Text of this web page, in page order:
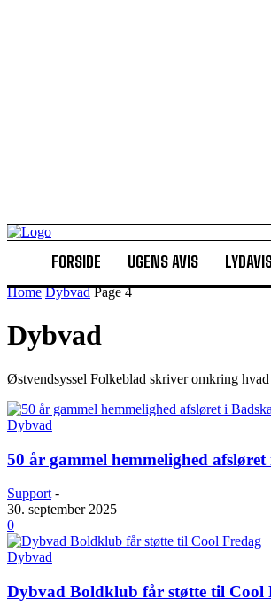
FORSIDE UGENS AVIS
Home Dybvad Page 4
Dybvad
Østvendsyssel Folkeblad skriver omkring
Dybvad
50 år gammel hemmelighed
Support -
30. september 2025
0
Dybvad
Dybvad Boldklub får støtte til Cool